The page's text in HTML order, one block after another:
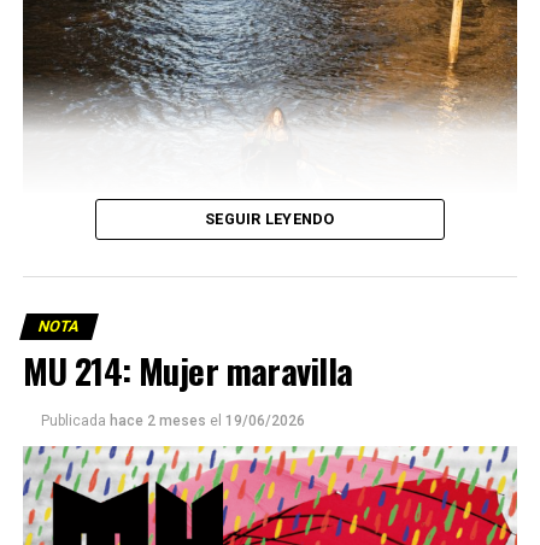
Este número 215 de MU ☝️viene con doble tapa, que
podría ser una frase:
Sin chamuyo, a remarla.
SEGUIR LEYENDO
NOTA
MU 214: Mujer maravilla
Publicada hace 2 meses el 19/06/2026